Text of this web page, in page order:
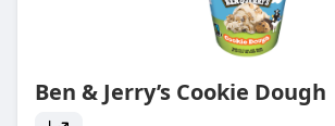
Ben & Jerry’s Cookie Dough